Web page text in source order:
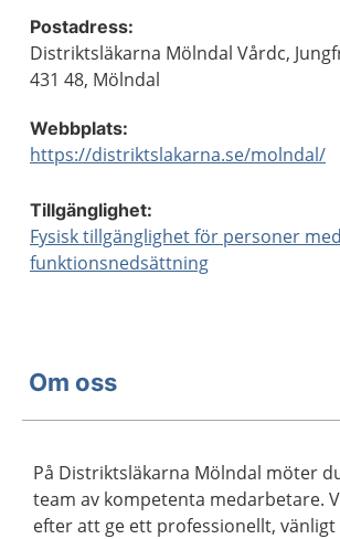
Postadress:
Distriktsläkarna Mölndal Vårdc,
431 48, Mölndal
Webbplats:
https://distriktslakarna.se/molndal/
Tillgänglighet:
Fysisk tillgänglighet för personer med
funktionsnedsättning
Om oss
På Distriktsläkarna Mölndal möter
team av kompetenta medarbetare.
efter att ge ett professionellt,